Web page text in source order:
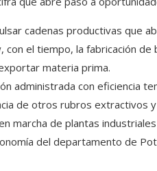
cadenas productivas que
el tiempo, la fabricación
materia prima.
administrada con eficiencia
de otros rubros extractivos
marcha de plantas
del departamento de